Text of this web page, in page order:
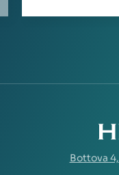
Bottova 4,